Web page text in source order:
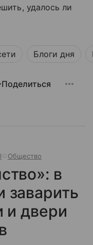
удалось ли
Блоги дня
Поделиться
Общество
в
заварить
и двери